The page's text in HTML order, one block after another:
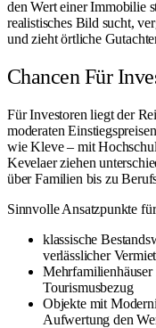
den Wert einer Immobilie
realistisches Bild sucht,
und zieht örtliche
Chancen Für
Für Investoren liegt der
moderaten
wie Kleve – mit
Kevelaerziehen
über Familien bis zu
Sinnvolle Ansatzpunkte
klassische
verlässlicher
Tourismusbezug
Objekte mit
Aufwertung den